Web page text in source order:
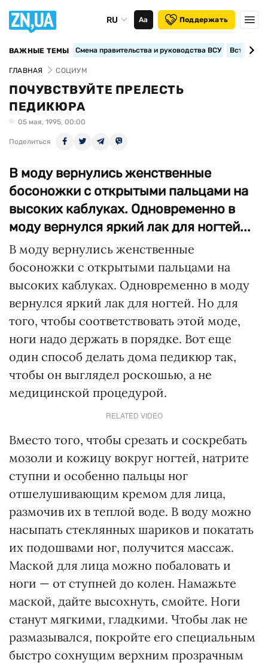
RU Аа Поддержать
ВАЖНЫЕ ТЕМЫ Смена правительства и руководства ВСУ
ГЛАВНАЯ СОЦИУМ
ПОЧУВСТВУЙТЕ ПРЕЛЕСТЬ
ПЕДИКЮРА
05 мая, 1995, 00:00
Поделиться
В моду вернулись женственные
босоножки с открытыми пальцами на
высоких каблуках. Одновременно в
моду вернулся яркий лак для ногтей...
В моду вернулись женственные
босоножки с открытыми пальцами на
высоких каблуках. Одновременно в моду
вернулся яркий лак для ногтей. Но для
того, чтобы соответствовать этой моде,
ноги надо держать в порядке. Вот еще
один способ делать дома педикюр так,
чтобы он выглядел роскошью, а не
медицинской процедурой.
RELATED VIDEO
Вместо того, чтобы срезать и соскребать
мозоли и кожицу вокруг ногтей, натрите
ступни и особенно пальцы ног
отшелушивающим кремом для лица,
размочив их в теплой воде. В воду можно
насыпать стеклянных шариков и покатать
их подошвами ног, получится массаж.
Маской для лица можно побаловать и
ноги — от ступней до колен. Намажьте
маской, дайте высохнуть, смойте. Ноги
станут мягкими, гладкими. Чтобы лак не
размазывался, покройте его специальным
быстро сохнущим верхним прозрачным